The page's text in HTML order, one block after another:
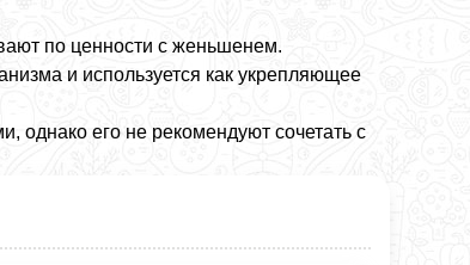
по ценности с женьшенем.
и используется как укрепляющее
его не рекомендуют сочетать с